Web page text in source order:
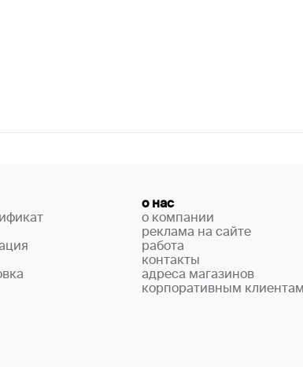
о нас
о компании
реклама на сайте
работа
контакты
адреса магазинов
корпоративным клиентам